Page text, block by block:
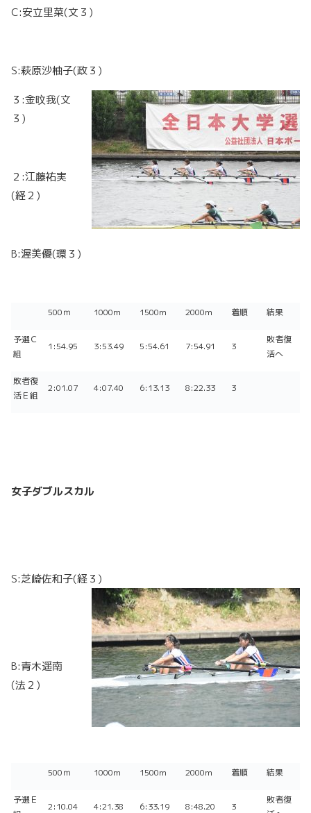
C:安立里菜(文３)
S:萩原沙柚子(政３)
３:金旼我(文
３)
２:江藤祐実
(経２)
B:渥美優(環３)
500ｍ 1000m 1500m 2000m 着順 結果
予選Ｃ
組
1:54.95 3:53.49 5:54.61 7:54.91 3
敗者復
活へ
敗者復
活Ｅ組
2:01.07 4:07.40 6:13.13 8:22.33 3
女子ダブルスカル
S:芝崎佐和子(経３)
B:青木遥南
(法２)
500ｍ 1000m 1500m 2000m 着順 結果
予選Ｅ
2:10.04 4:21.38 6:33.19 8:48.20 3
敗者復